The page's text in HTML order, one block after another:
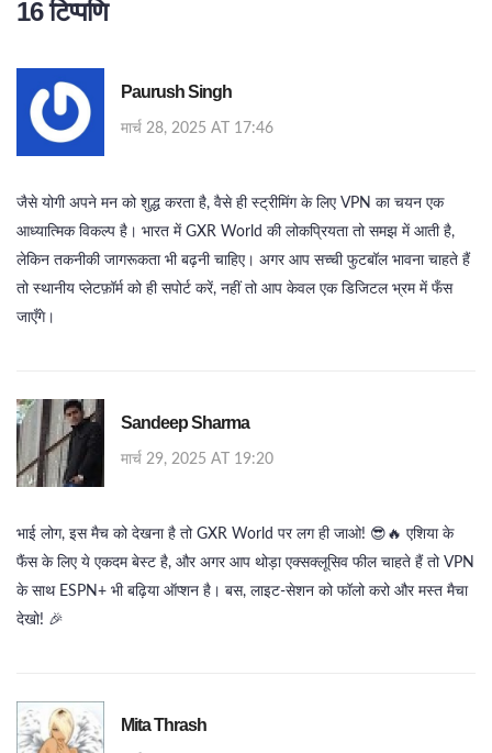
16 टिप्पणि
Paurush Singh
मार्च 28, 2025 AT 17:46
जैसे योगी अपने मन को शुद्ध करता है, वैसे ही स्ट्रीमिंग के लिए VPN का चयन एक
आध्यात्मिक विकल्प है। भारत में GXR World की लोकप्रियता तो समझ में आती है,
लेकिन तकनीकी जागरूकता भी बढ़नी चाहिए। अगर आप सच्ची फुटबॉल भावना चाहते हैं
तो स्थानीय प्लेटफ़ॉर्म को ही सपोर्ट करें, नहीं तो आप केवल एक डिजिटल भ्रम में फँस
जाएँगे।
Sandeep Sharma
मार्च 29, 2025 AT 19:20
भाई लोग, इस मैच को देखना है तो GXR World पर लग ही जाओ! 😎🔥 एशिया के
फैंस के लिए ये एकदम बेस्ट है, और अगर आप थोड़ा एक्सक्लूसिव फील चाहते हैं तो VPN
के साथ ESPN+ भी बढ़िया ऑप्शन है। बस, लाइट‑सेशन को फॉलो करो और मस्त मैचा
देखो! 🎉
Mita Thrash